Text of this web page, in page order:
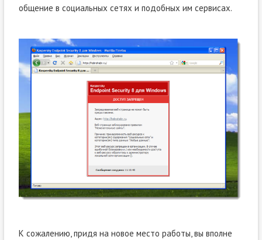
общение в социальных сетях и подобных им сервисах.
К сожалению, придя на новое место работы, вы вполне